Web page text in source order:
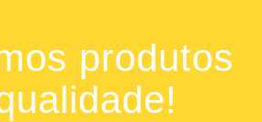
produtos